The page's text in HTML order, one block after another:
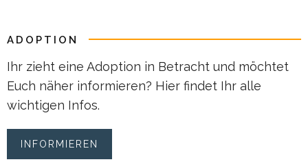
ADOPTION
Ihr zieht eine Adoption in Betracht und möchtet
Euch näher informieren? Hier findet Ihr alle
wichtigen Infos.
INFORMIEREN